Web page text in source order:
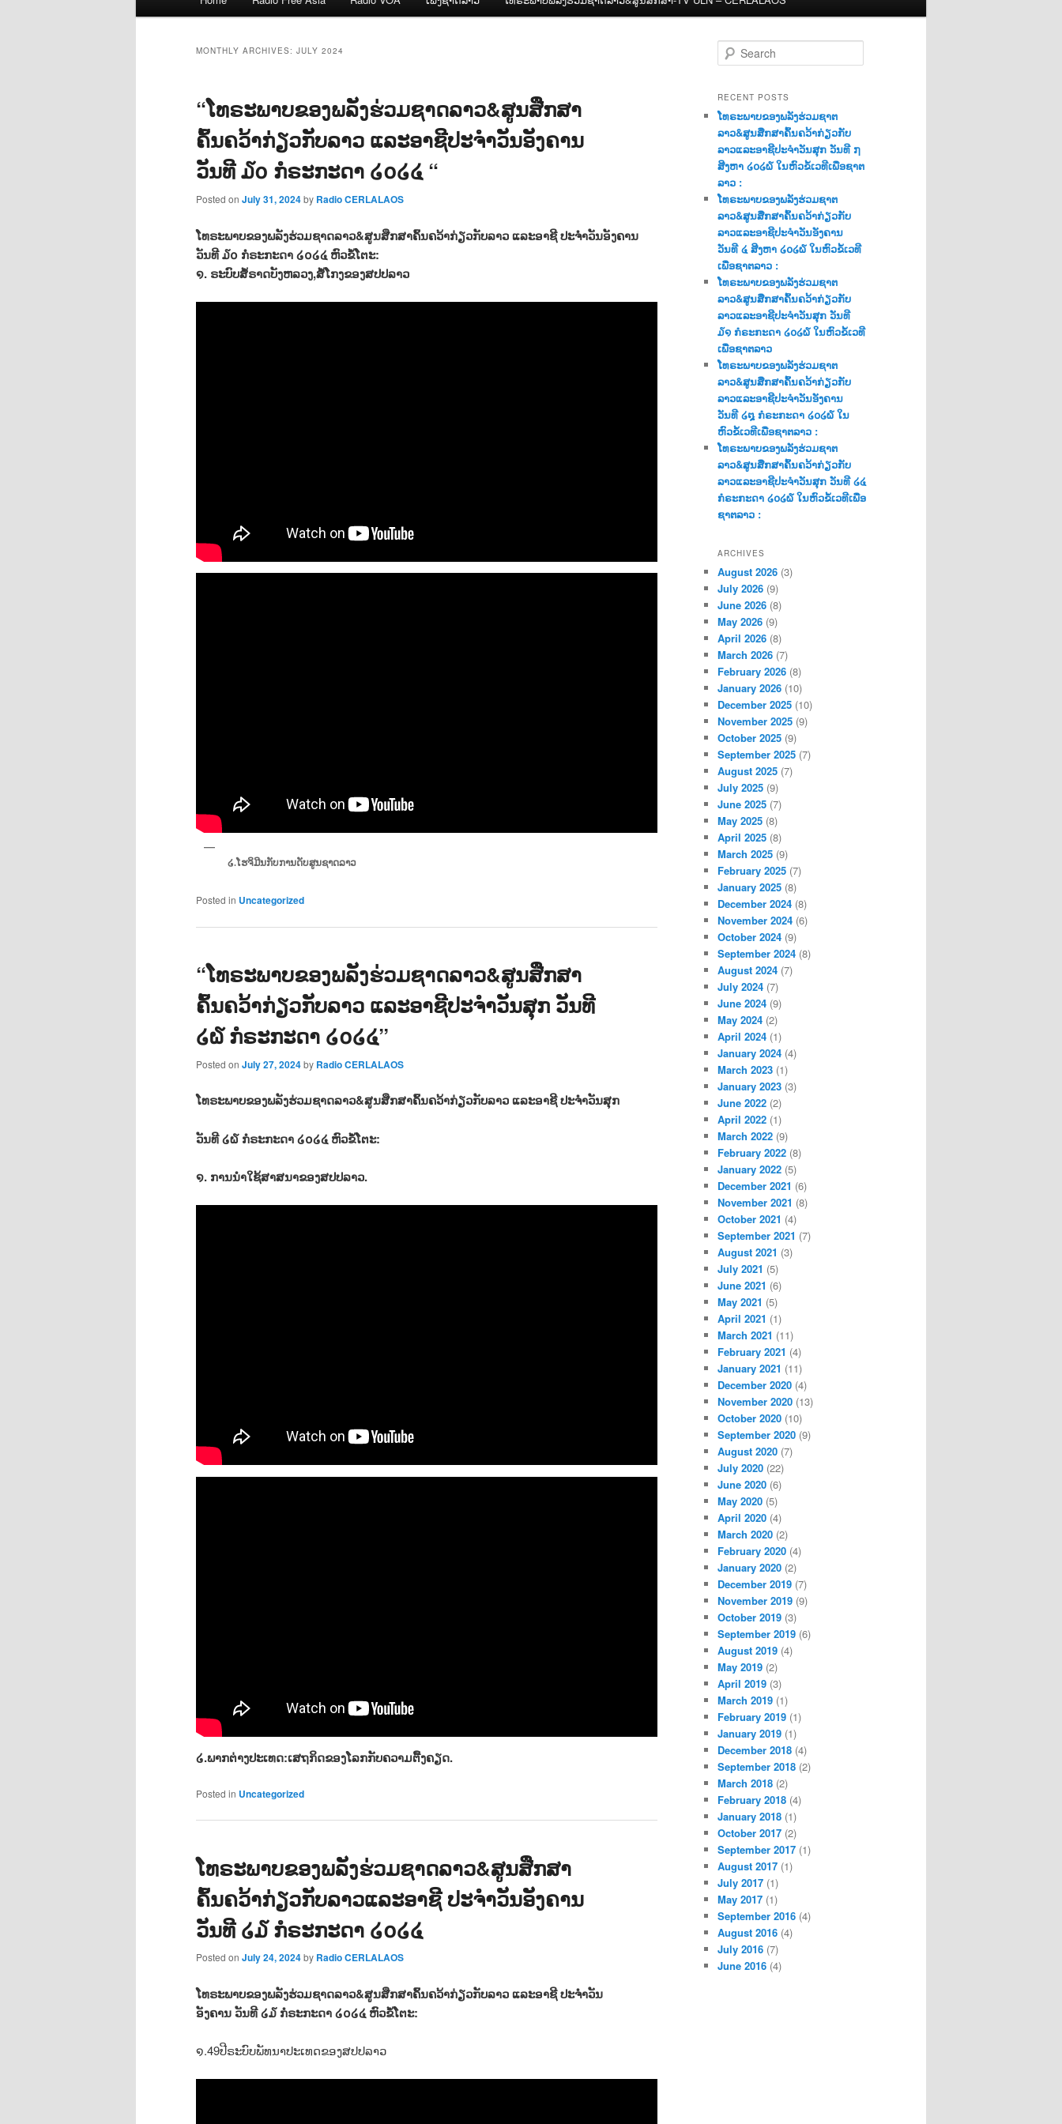
MONTHLY ARCHIVES: JULY 2024
“ໂທຣະພາບຂອງພລັງຮ່ວມຊາດລາວ&ສູນສືກສາ
ຄົ້ນຄວ້າກ່ຽວກັບລາວ ແລະອາຊີປະຈຳວັນອັງຄານ
ວັນທີ ໓໐ ກໍຣະກະດາ ໒໐໒໔ “
Posted on July 31, 2024by Radio CERLALAOS
ໂທຣະພາບຂອງພລັງຮ່ວມຊາດລາວ&ສູນສືກສາຄົ້ນຄວ້າກ່ຽວກັບລາວ ແລະອາຊີ ປະຈຳວັນອັງຄານ
ວັນທີ ໓໐ ກໍຣະກະດາ ໒໐໒໔ ຫົວຂໍ້ໂຕະ:
໑. ຣະບົບສໍ້ຣາດບັງຫລວງ,ສໍ້ໂກງຂອງສປປລາວ
໒.ໂຮຈິມີນກັບການດັບສູນຊາດລາວ
Posted in Uncategorized
“ໂທຣະພາບຂອງພລັງຮ່ວມຊາດລາວ&ສູນສືກສາ
ຄົ້ນຄວ້າກ່ຽວກັບລາວ ແລະອາຊີປະຈຳວັນສຸກ ວັນທີ
໒໖ ກໍຣະກະດາ ໒໐໒໔”
Posted on July 27, 2024by Radio CERLALAOS
ໂທຣະພາບຂອງພລັງຮ່ວມຊາດລາວ&ສູນສືກສາຄົ້ນຄວ້າກ່ຽວກັບລາວ ແລະອາຊີ ປະຈຳວັນສຸກ
ວັນທີ ໒໖ ກໍຣະກະດາ ໒໐໒໔ ຫົວຂໍ້ໂຕະ:
໑. ການນຳໃຊ້ສາສນາຂອງສປປລາວ.
໒.ພາກຕ່າງປະເທດ:ເສຖກິດຂອງໂລກກັບຄວາມຕື້ງຄຽດ.
Posted in Uncategorized
ໂທຣະພາບຂອງພລັງຮ່ວມຊາດລາວ&ສູນສືກສາ
ຄົ້ນຄວ້າກ່ຽວກັບລາວແລະອາຊີ ປະຈຳວັນອັງຄານ
ວັນທີ ໒໓ ກໍຣະກະດາ ໒໐໒໔
Posted on July 24, 2024by Radio CERLALAOS
ໂທຣະພາບຂອງພລັງຮ່ວມຊາດລາວ&ສູນສືກສາຄົ້ນຄວ້າກ່ຽວກັບລາວ ແລະອາຊີ ປະຈຳວັນ
ອັງຄານ ວັນທີ ໒໓ ກໍຣະກະດາ ໒໐໒໔ ຫົວຂໍ້ໂຕະ:
໑.49ປີຣະບົບພັທນາປະເທດຂອງສປປລາວ
e
r
c
h
RECENT POSTS
ໂທຣະພາບຂອງພລັງຮ່ວມຊາຕ
ລາວ&ສູນສືກສາຄົ້ນຄວ້າກ່ຽວກັບ
ລາວແລະອາຊີປະຈຳວັນສຸກ ວັນທີ ໗
ສີງຫາ ໒໐໒໖ ໃນຫົວຂໍ້ເວທີເພື່ອຊາຕ
ລາວ :
ໂທຣະພາບຂອງພລັງຮ່ວມຊາຕ
ລາວ&ສູນສືກສາຄົ້ນຄວ້າກ່ຽວກັບ
ລາວແລະອາຊີປະຈຳວັນອັງຄານ
ວັນທີ ໔ ສີງຫາ ໒໐໒໖ ໃນຫົວຂໍ້ເວທີ
ເພື່ອຊາຕລາວ :
ໂທຣະພາບຂອງພລັງຮ່ວມຊາຕ
ລາວ&ສູນສືກສາຄົ້ນຄວ້າກ່ຽວກັບ
ລາວແລະອາຊີປະຈຳວັນສຸກ ວັນທີ
໓໑ ກໍຣະກະດາ ໒໐໒໖ ໃນຫົວຂໍ້ເວທີ
ເພື່ອຊາຕລາວ
ໂທຣະພາບຂອງພລັງຮ່ວມຊາຕ
ລາວ&ສູນສືກສາຄົ້ນຄວ້າກ່ຽວກັບ
ລາວແລະອາຊີປະຈຳວັນອັງຄານ
ວັນທີ ໒໘ ກໍຣະກະດາ ໒໐໒໖ ໃນ
ຫົວຂໍ້ເວທີເພື່ອຊາຕລາວ :
ໂທຣະພາບຂອງພລັງຮ່ວມຊາຕ
ລາວ&ສູນສືກສາຄົ້ນຄວ້າກ່ຽວກັບ
ລາວແລະອາຊີປະຈຳວັນສຸກ ວັນທີ ໒໔
ກໍຣະກະດາ ໒໐໒໖ ໃນຫົວຂໍ້ເວທີເພື່ອ
ຊາຕລາວ :
ARCHIVES
August 2026 (3)
July 2026 (9)
June 2026 (8)
May 2026 (9)
April 2026 (8)
March 2026 (7)
February 2026 (8)
January 2026 (10)
December 2025 (10)
November 2025 (9)
October 2025 (9)
September 2025 (7)
August 2025 (7)
July 2025 (9)
June 2025 (7)
May 2025 (8)
April 2025 (8)
March 2025 (9)
February 2025 (7)
January 2025 (8)
December 2024 (8)
November 2024 (6)
October 2024 (9)
September 2024 (8)
August 2024 (7)
July 2024 (7)
June 2024 (9)
May 2024 (2)
April 2024 (1)
January 2024 (4)
March 2023 (1)
January 2023 (3)
June 2022 (2)
April 2022 (1)
March 2022 (9)
February 2022 (8)
January 2022 (5)
December 2021 (6)
November 2021 (8)
October 2021 (4)
September 2021 (7)
August 2021 (3)
July 2021 (5)
June 2021 (6)
May 2021 (5)
April 2021 (1)
March 2021 (11)
February 2021 (4)
January 2021 (11)
December 2020 (4)
November 2020 (13)
October 2020 (10)
September 2020 (9)
August 2020 (7)
July 2020 (22)
June 2020 (6)
May 2020 (5)
April 2020 (4)
March 2020 (2)
February 2020 (4)
January 2020 (2)
December 2019 (7)
November 2019 (9)
October 2019 (3)
September 2019 (6)
August 2019 (4)
May 2019 (2)
April 2019 (3)
March 2019 (1)
February 2019 (1)
January 2019 (1)
December 2018 (4)
September 2018 (2)
March 2018 (2)
February 2018 (4)
January 2018 (1)
October 2017 (2)
September 2017 (1)
August 2017 (1)
July 2017 (1)
May 2017 (1)
September 2016 (4)
August 2016 (4)
July 2016 (7)
June 2016 (4)